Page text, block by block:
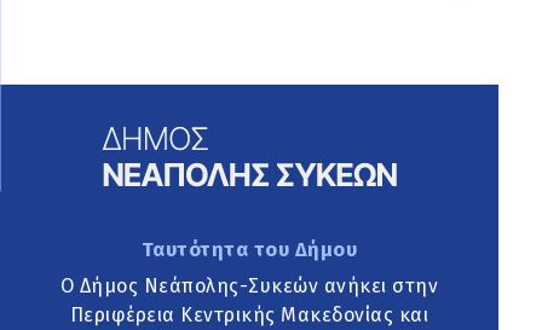
Ταυτότητα του Δήμου
Ο Δήμος Νεάπολης-Συκεών ανήκει στην
Περιφέρεια Κεντρικής Μακεδονίας και